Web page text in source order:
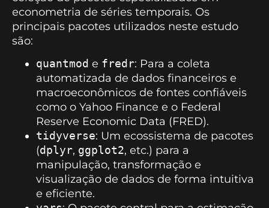
econometria de séries temporais. Os
principais pacotes utilizados neste estudo
são:
quantmod e fredr: Para a coleta
automatizada de dados financeiros e
macroeconômicos de fontes confiáveis
como o Yahoo Finance e o Federal
Reserve Economic Data (FRED).
tidyverse: Um ecossistema de pacotes
(dplyr, ggplot2, etc.) para a
manipulação, transformação e
visualização de dados de forma intuitiva
e eficiente.